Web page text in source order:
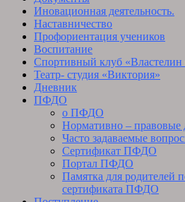
Иновационная деятельность.
Наставничество
Профориентация учеников
Воспитание
Спортивный клуб
Театр- студия «Виктория»
Дневник
ПФДО
о ПФДО
Нормативно –
Часто задаваемые
Сертификат ПФДО
Портал ПФДО
Памятка для родителей
сертификата ПФДО